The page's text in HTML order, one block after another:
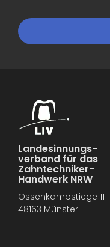
Landesinnungs­
verband für das
Zahntechniker-
Handwerk NRW
Ossenkampstiege 111
48163 Münster